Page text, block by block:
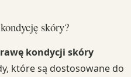
skóry?
kondycji skóry
które są dostosowane do